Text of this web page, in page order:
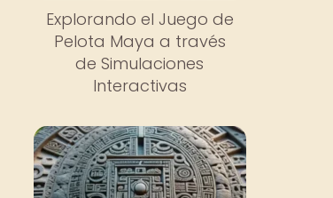
Explorando el Juego de
Pelota Maya a través
de Simulaciones
Interactivas